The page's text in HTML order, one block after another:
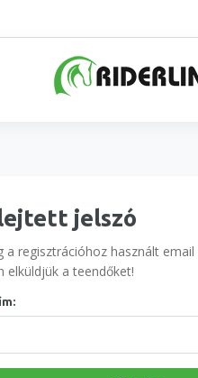
jelszó
a regisztrációhoz használt
elküldjük a teendőket!